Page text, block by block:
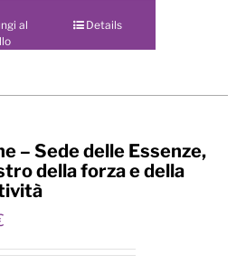
al
Details
– Sede delle Essenze,
della forza e della